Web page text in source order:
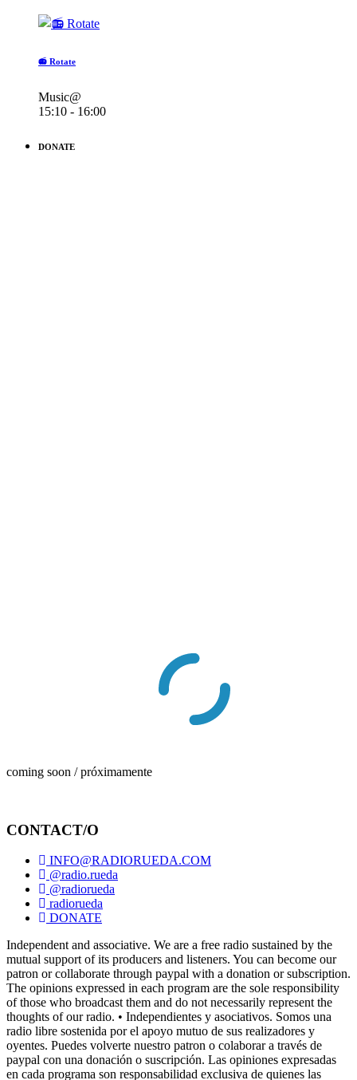
📻 Rotate
Music@
15:10 - 16:00
DONATE
coming soon / próximamente
CONTACT/O
INFO@RADIORUEDA.COM
@radio.rueda
@radiorueda
radiorueda
DONATE
Independent and associative. We are a free radio sustained by the
mutual support of its producers and listeners. You can become our
patron or collaborate through paypal with a donation or subscription.
The opinions expressed in each program are the sole responsibility
of those who broadcast them and do not necessarily represent the
thoughts of our radio. • Independientes y asociativos. Somos una
radio libre sostenida por el apoyo mutuo de sus realizadores y
oyentes. Puedes volverte nuestro patron o colaborar a través de
paypal con una donación o suscripción. Las opiniones expresadas
en cada programa son responsabilidad exclusiva de quienes las